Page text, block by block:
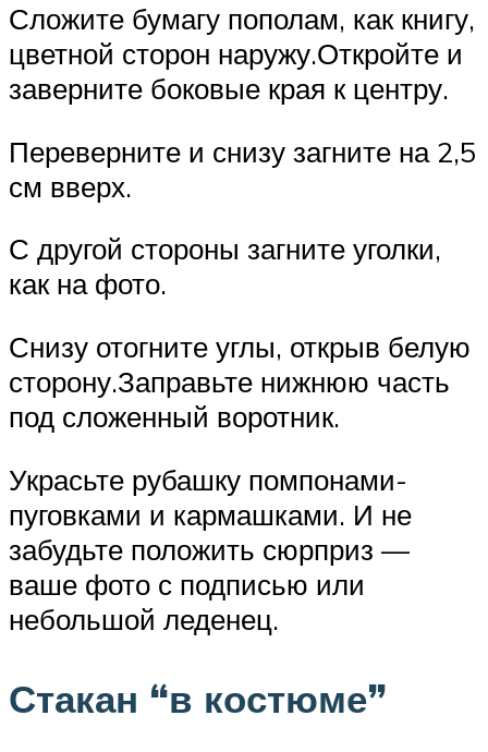
Сложите бумагу пополам, как книгу,
цветной сторон наружу.Откройте и
заверните боковые края к центру.
Переверните и снизу загните на 2,5
см вверх.
С другой стороны загните уголки,
как на фото.
Снизу отогните углы, открыв белую
сторону.Заправьте нижнюю часть
под сложенный воротник.
Украсьте рубашку помпонами-
пуговками и кармашками. И не
забудьте положить сюрприз —
ваше фото с подписью или
небольшой леденец.
Стакан “в костюме”